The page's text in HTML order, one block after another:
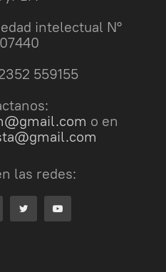
intelectual N°
559155
o en
las redes: